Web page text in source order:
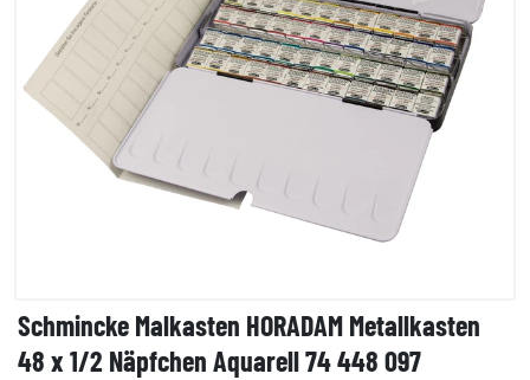
Schmincke Malkasten HORADAM Metallkasten
48 x 1/2 Näpfchen Aquarell 74 448 097